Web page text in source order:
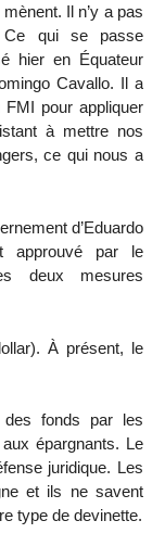
Il n’y a pas
qui se passe
hier en Équateur
Cavallo. Il a
pour appliquer
à mettre nos
ce qui nous a
d’Eduardo
approuvé par le
deux mesures
À présent, le
fonds par les
épargnants. Le
juridique. Les
et ils ne savent
type de devinette.